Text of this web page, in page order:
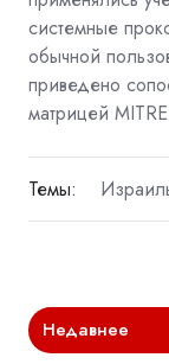
системные
обычной
приведено
матрицей
Темы:
Недавнее